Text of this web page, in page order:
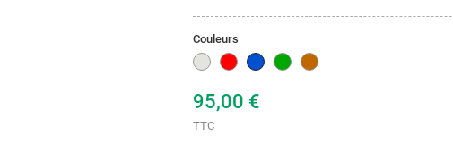
Couleurs
NaturelleRougeBleu Vert Grillé
95,00 €
TTC